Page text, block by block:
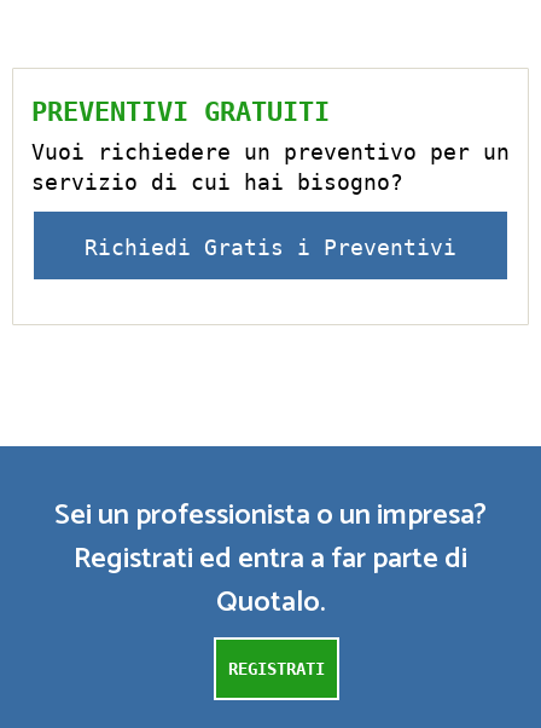
PREVENTIVI GRATUITI
Vuoi richiedere un preventivo per un
servizio di cui hai bisogno?
Richiedi Gratis i Preventivi
Sei un professionista o un impresa?
Registrati ed entra a far parte di
Quotalo.
REGISTRATI